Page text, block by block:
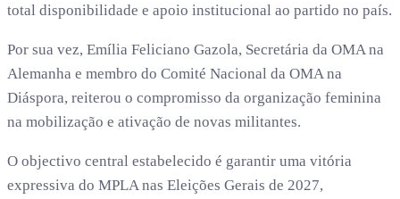
total disponibilidade e apoio institucional ao partido no país.
Por sua vez, Emília Feliciano Gazola, Secretária da OMA na
Alemanha e membro do Comité Nacional da OMA na
Diáspora, reiterou o compromisso da organização feminina
na mobilização e ativação de novas militantes.
O objectivo central estabelecido é garantir uma vitória
expressiva do MPLA nas Eleições Gerais de 2027,